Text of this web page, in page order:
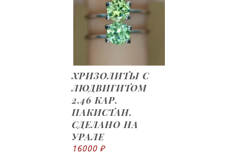
ХРИЗОЛИТЫ С
ЛЮДВИГИТОМ
2.46 КАР.
ПАКИСТАН.
СДЕЛАНО НА
УРАЛЕ
16000 ₽